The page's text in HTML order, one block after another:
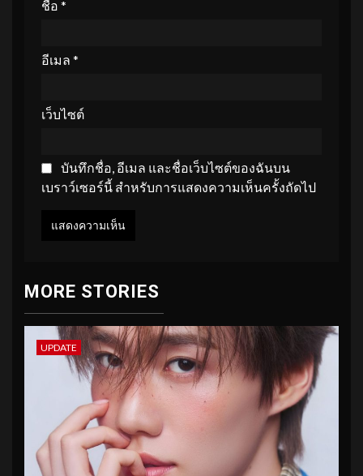
ชื่อ *
อีเมล *
เว็บไซต์
บันทึกชื่อ, อีเมล และชื่อเว็บไซต์ของฉันบน
เบราว์เซอร์นี้ สำหรับการแสดงความเห็นครั้งถัดไป
MORE STORIES
UPDATE